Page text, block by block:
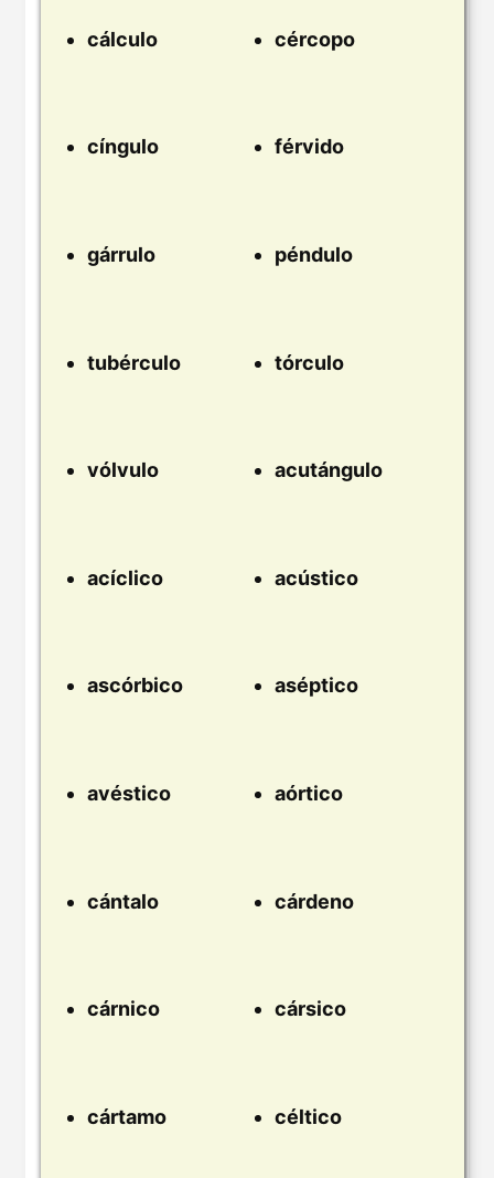
cálculo cércopo
cíngulo férvido
gárrulo péndulo
tubérculo tórculo
vólvulo acutángulo
acíclico acústico
ascórbico aséptico
avéstico aórtico
cántalo cárdeno
cárnico cársico
cártamo céltico